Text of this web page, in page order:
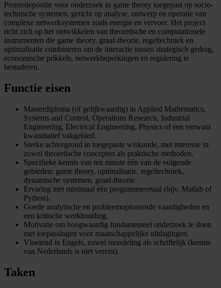
Promotiepositie voor onderzoek in game theory toegepast op socio-
technische systemen, gericht op analyse, ontwerp en operatie van
complexe netwerksystemen zoals energie en vervoer. Het project
richt zich op het ontwikkelen van theoretische en computationele
instrumenten die game theory, graaf-theorie, regeltechniek en
optimalisatie combineren om de interactie tussen strategisch gedrag,
economische prikkels, netwerkbeperkingen en regulering te
bestuderen.
Functie eisen
Masterdiploma (of gelijkwaardig) in Applied Mathematics,
Systems and Control, Operations Research, Industrial
Engineering, Electrical Engineering, Physics of een verwant
kwantitatief vakgebied.
Sterke achtergrond in toegepaste wiskunde, met interesse in
zowel theoretische concepten als praktische methoden.
Specifieke kennis van ten minste één van de volgende
gebieden: game theory, optimalisatie, regeltechniek,
dynamische systemen, graaf-theorie.
Ervaring met minimaal één programmeertaal (bijv. Matlab of
Python).
Goede analytische en probleemoplossende vaardigheden en
een kritische werkhouding.
Motivatie om hoogwaardig fundamenteel onderzoek te doen
met toepassingen voor maatschappelijke uitdagingen.
Vloeiend in Engels, zowel mondeling als schriftelijk (kennis
van Nederlands is niet vereist).
Taken